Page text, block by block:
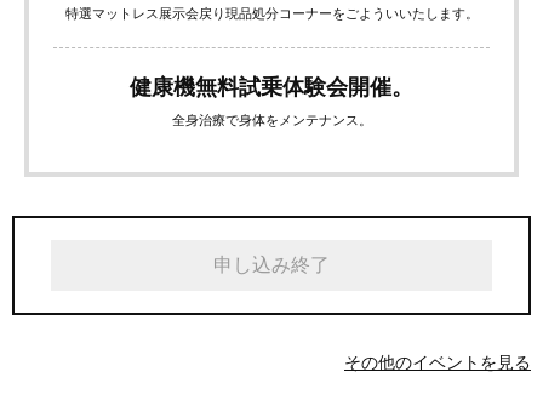
特選マットレス展示会戻り現品処分コーナーをごよういいたします。
健康機無料試乗体験会開催。
全身治療で身体をメンテナンス。
申し込み終了
その他のイベントを見る